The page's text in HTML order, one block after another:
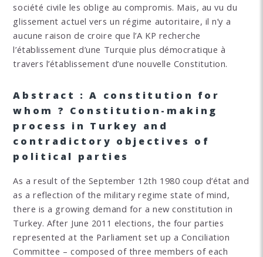
société civile les oblige au compromis. Mais, au vu du
glissement actuel vers un régime autoritaire, il n’y a
aucune raison de croire que l’A KP recherche
l’établissement d’une Turquie plus démocratique à
travers l’établissement d’une nouvelle Constitution.
Abstract : A constitution for
whom ? Constitution-making
process in Turkey and
contradictory objectives of
political parties
As a result of the September 12th 1980 coup d’état and
as a reflection of the military regime state of mind,
there is a growing demand for a new constitution in
Turkey. After June 2011 elections, the four parties
represented at the Parliament set up a Conciliation
Committee – composed of three members of each